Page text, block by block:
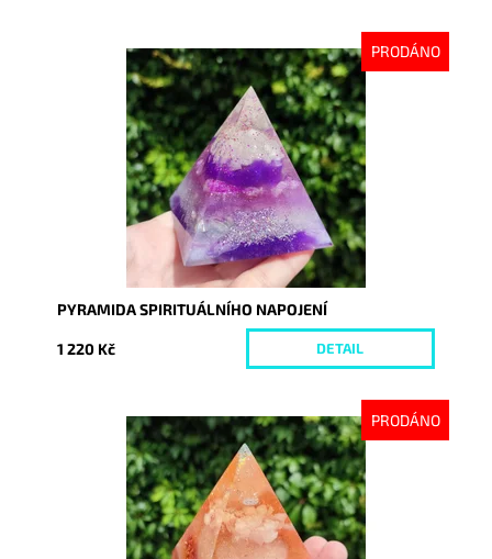
PRODÁNO
Dostupnost:
Vyprodáno
8756
PYRAMIDA SPIRITUÁLNÍHO NAPOJENÍ
1 220 Kč DETAIL
PRODÁNO
Dostupnost:
Vyprodáno
8757